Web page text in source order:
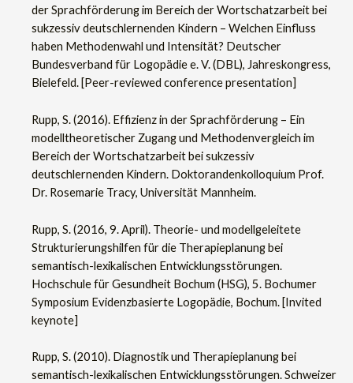
der Sprachförderung im Bereich der Wortschatzarbeit bei
sukzessiv deutschlernenden Kindern – Welchen Einfluss
haben Methodenwahl und Intensität? Deutscher
Bundesverband für Logopädie e. V. (DBL), Jahreskongress,
Bielefeld. [Peer-reviewed conference presentation]
Rupp, S. (2016). Effizienz in der Sprachförderung – Ein
modelltheoretischer Zugang und Methodenvergleich im
Bereich der Wortschatzarbeit bei sukzessiv
deutschlernenden Kindern. Doktorandenkolloquium Prof.
Dr. Rosemarie Tracy, Universität Mannheim.
Rupp, S. (2016, 9. April). Theorie- und modellgeleitete
Strukturierungshilfen für die Therapieplanung bei
semantisch-lexikalischen Entwicklungsstörungen.
Hochschule für Gesundheit Bochum (HSG), 5. Bochumer
Symposium Evidenzbasierte Logopädie, Bochum. [Invited
keynote]
Rupp, S. (2010). Diagnostik und Therapieplanung bei
semantisch-lexikalischen Entwicklungsstörungen. Schweizer